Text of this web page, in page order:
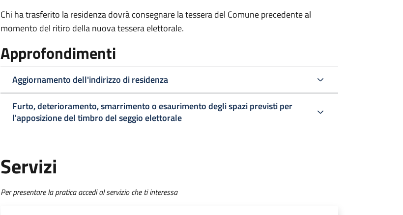
Chi ha trasferito la residenza dovrà consegnare la tessera del Comune precedente al
momento del ritiro della nuova tessera elettorale.
Approfondimenti
Aggiornamento dell'indirizzo di residenza
Furto, deterioramento, smarrimento o esaurimento degli spazi previsti per
l'apposizione del timbro del seggio elettorale
Servizi
Per presentare la pratica accedi al servizio che ti interessa